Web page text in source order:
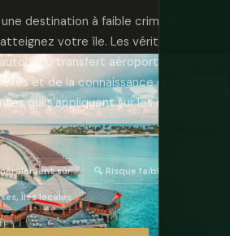
destination à faible criminalité
votre île. Les véritables
du transfert aéroport, des frais
et de la connaissance des
qui s'appliquent sur les îles
sûr 🔍 Risque faible
Îles locales